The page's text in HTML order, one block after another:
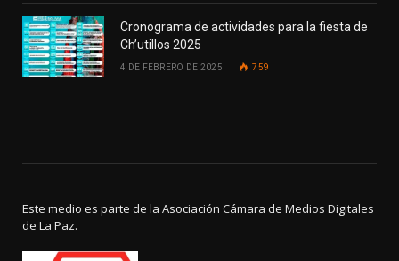
Cronograma de actividades para la fiesta de
Ch’utillos 2025
4 DE FEBRERO DE 2025 759
Este medio es parte de la Asociación Cámara de Medios Digitales
de La Paz.